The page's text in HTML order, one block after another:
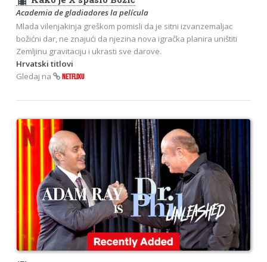
Academia de gladiadores la película
Mlada vilenjakinja greškom pomisli da je sitni izvanzemaljac
božićni dar, ne znajući da njezina nova igračka planira uništiti
Zemljinu gravitaciju i ukrasti sve darove.
Hrvatski titlovi
Gledaj na
NETFLIXU